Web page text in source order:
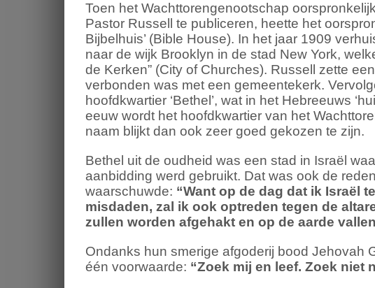
Toen het Wachttorengenootschap
Pastor Russell te publiceren, heette het
Bijbelhuis’ (Bible House). In het jaar 1909
naar de wijk Brooklyn in de stad New York,
de Kerken” (City of Churches). Russell zette
verbonden was met een gemeentekerk.
hoofdkwartier ‘Bethel’, wat in het Hebreeuws
eeuw wordt het hoofdkwartier van het
naam blijkt dan ook zeer goed gekozen te zijn.
Bethel uit de oudheid was een stad in Israël
aanbidding werd gebruikt. Dat was ook de
waarschuwde: “Want op de dag dat ik Israël
misdaden, zal ik ook optreden tegen de
zullen worden afgehakt en op de aarde
Ondanks hun smerige afgoderij bood Jehovah
één voorwaarde: “Zoek mij en leef. Zoek niet